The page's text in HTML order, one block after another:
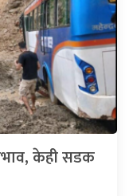
केही सडक